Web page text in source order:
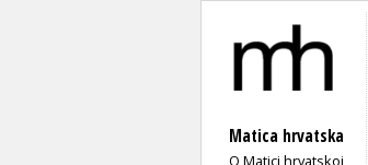
Matica hrvatska
O Matici hrvatskoj